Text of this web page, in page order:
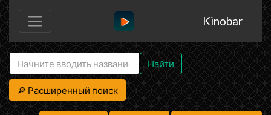
Kinobar
Найти
🔎 Расширенный поиск